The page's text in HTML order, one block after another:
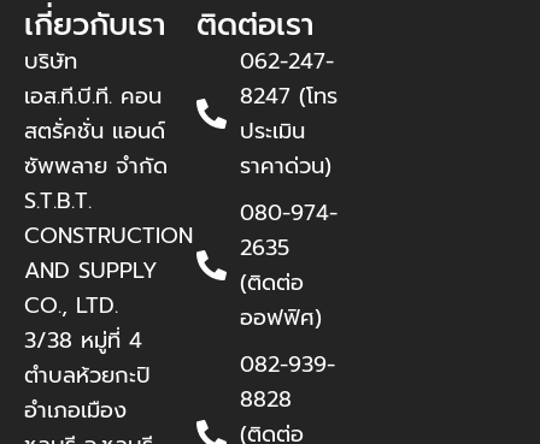
เกี่ยวกับเรา
บริษัท
เอส.ที.บี.ที. คอน
สตรั่คชั่น แอนด์
ซัพพลาย จำกัด
S.T.B.T.
CONSTRUCTION
AND SUPPLY
CO., LTD.
3/38 หมู่ที่ 4
ตำบลห้วยกะปิ
อำเภอเมือง
ติดต่อเรา
062-247-
8247 (โทร
ประเมิน
ราคาด่วน)
080-974-
2635
(ติดต่อ
ออฟฟิศ)
082-939-
8828
(ติดต่อ